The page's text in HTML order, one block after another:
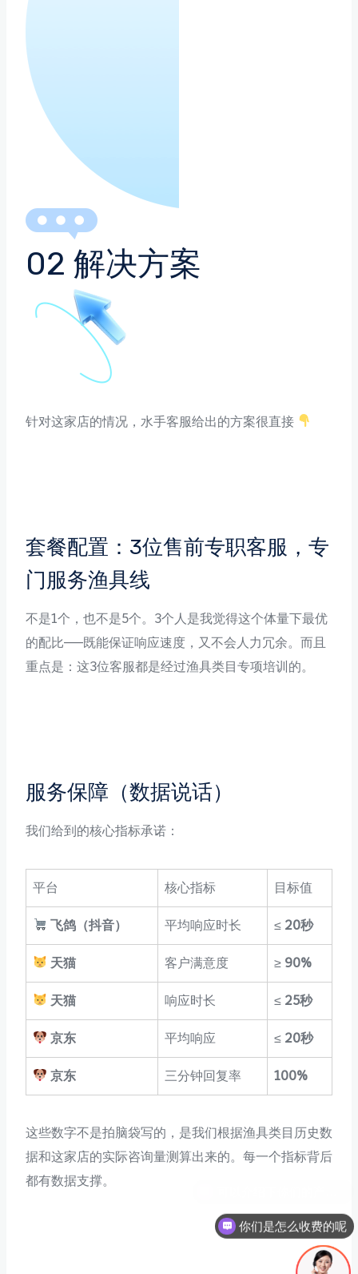
02 解决方案
针对这家店的情况，水手客服给出的方案很直接
套餐配置：3位售前专职客服，专
门服务渔具线
不是1个，也不是5个。3个人是我觉得这个体量下最优
的配比——既能保证响应速度，又不会人力冗余。而且
重点是：这3位客服都是经过渔具类目专项培训的。
服务保障（数据说话）
我们给到的核心指标承诺：
平台 核心指标 目标值
飞鸽（抖音） 平均响应时长 ≤ 20秒
天猫 客户满意度 ≥ 90%
天猫 响应时长 ≤ 25秒
京东 平均响应 ≤ 20秒
京东 三分钟回复率 100%
这些数字不是拍脑袋写的，是我们根据渔具类目历史数
据和这家店的实际咨询量测算出来的。每一个指标背后
都有数据支撑。
你们是怎么收费的呢